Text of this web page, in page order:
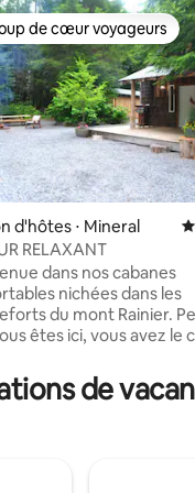
sur la base de 110
de cœur voyageurs les
de cœur voyageurs
d'hôtes ⋅ Mineral
RELAXANT
dans nos cabanes
nichées dans les
du mont Rainier.
êtes ici, vous avez le
fond, équitation, visites
à quelques
de